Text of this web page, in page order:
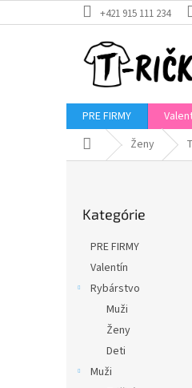
na
+421 915 111 234
PRE FIRMY
Domov Ženy
kategórie
Kategórie
PRE FIRMY
Valentín
Rybárstvo
Muži
Ženy
Deti
Muži